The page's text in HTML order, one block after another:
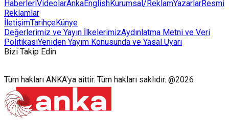
HaberleriVideolarAnkaEnglishKurumsal/ReklamYazarlarResmi
Reklamlar
İletişimTarihçeKünye
Değerlerimiz ve Yayın İlkelerimizAydınlatma Metni ve Veri
PolitikasıYeniden Yayım Konusunda ve Yasal Uyarı
Bizi Takip Edin
Tüm hakları ANKA'ya aittir. Tüm hakları saklıdır. @2026